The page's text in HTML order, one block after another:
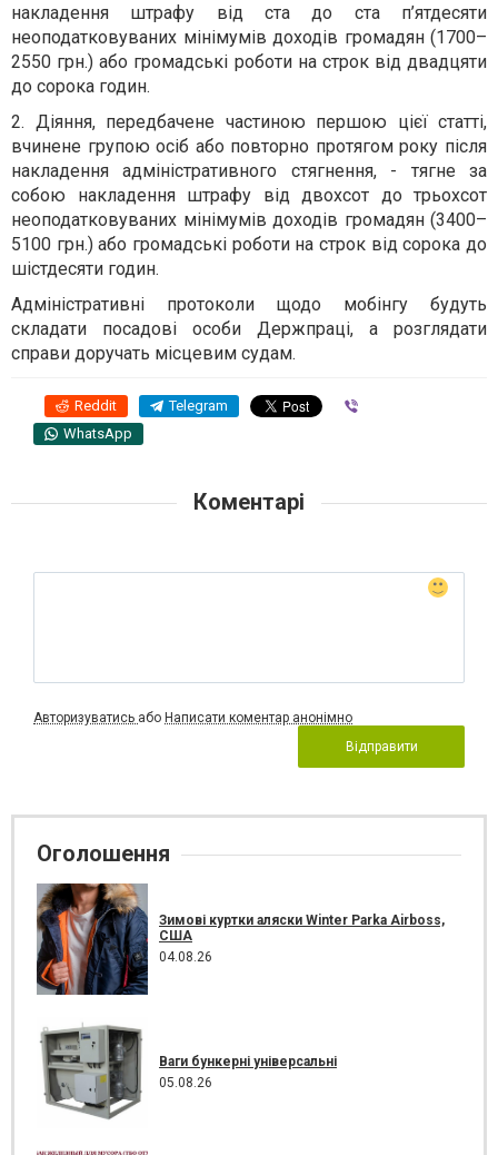
накладення штрафу від ста до ста п’ятдесяти
неоподатковуваних мінімумів доходів громадян (1700–
2550 грн.) або громадські роботи на строк від двадцяти
до сорока годин.
2. Діяння, передбачене частиною першою цієї статті,
вчинене групою осіб або повторно протягом року після
накладення адміністративного стягнення, - тягне за
собою накладення штрафу від двохсот до трьохсот
неоподатковуваних мінімумів доходів громадян (3400–
5100 грн.) або громадські роботи на строк від сорока до
шістдесяти годин.
Адміністративні протоколи щодо мобінгу будуть
складати посадові особи Держпраці, а розглядати
справи доручать місцевим судам.
Reddit Telegram
WhatsApp
Коментарі
Авторизуватись або Написати коментар анонімно
Відправити
Оголошення
Зимові куртки аляски Winter Parka Airboss,
США
04.08.26
Ваги бункерні універсальні
05.08.26